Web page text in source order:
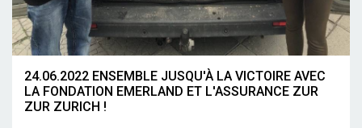
24.06.2022 ENSEMBLE JUSQU'À LA VICTOIRE AVEC
LA FONDATION EMERLAND ET L'ASSURANCE ZUR
ZUR ZURICH !